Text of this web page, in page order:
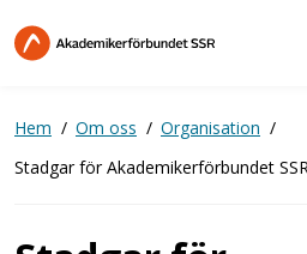
till
Hem Om oss
Organisation
Stadgar för Akademikerförbundet